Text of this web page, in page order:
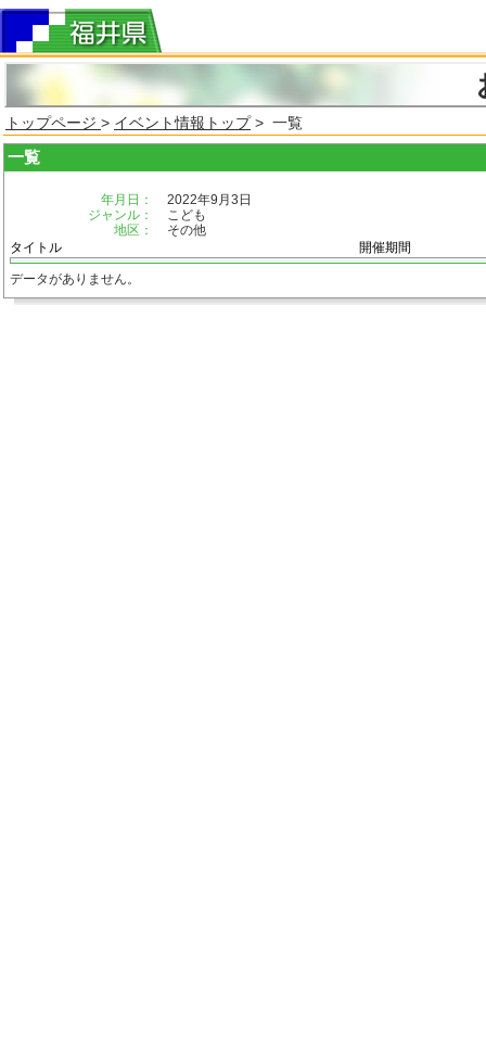
トップページ > イベント情報トップ> 一覧
一覧
年月日：
2022年9月3日
ジャンル：
こども
地区：
その他
タイトル
開催期間
データがありません。